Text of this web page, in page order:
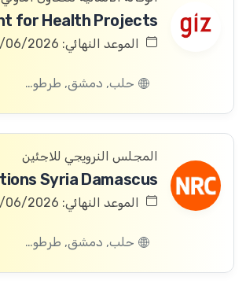
الموعد النهائي: 30/06/2026
حلب, دمشق, طرطوس, ريف دمشق, ديرالزور, درعا, السويداء, إدلب, القنيطرة, اللاذقية, الرقة, حمص, الحسكة, حماة
المجلس النرويجي للاجئين
الموعد النهائي: 29/06/2026
حلب, دمشق, طرطوس, ريف دمشق, ديرالزور, درعا, السويداء, إدلب, القنيطرة, اللاذقية, الرقة, حمص, الحسكة, حماة